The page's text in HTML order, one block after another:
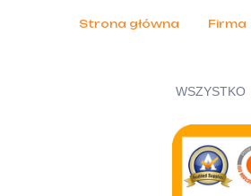
Strona główna Firma
Obsługa klienta
Targi 2026
Certyfikaty
Aktualności
Produkty
WSZYSTKO